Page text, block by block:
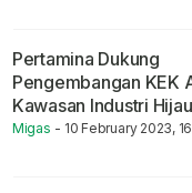
Pertamina Dukung
Pengembangan KEK
Kawasan Industri Hijau
Migas - 10 February 2023,